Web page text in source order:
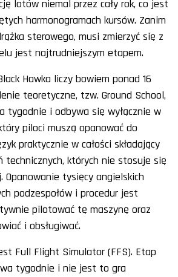
lotów niemal przez cały rok, co jest
harmonogramach kursów. Zanim
sterowego, musi zmierzyć się z
jest najtrudniejszym etapem.
Hawka liczy bowiem ponad 16
teoretyczne, tzw. Ground School,
tygodnie i odbywa się wyłącznie w
piloci muszą opanować do
praktycznie w całości składający
technicznych, których nie stosuje się
Opanowanie tysięcy angielskich
podzespołów i procedur jest
pilotować tę maszynę oraz
i obsługiwać.
Full Flight Simulator (FFS). Etap
tygodnie i nie jest to gra